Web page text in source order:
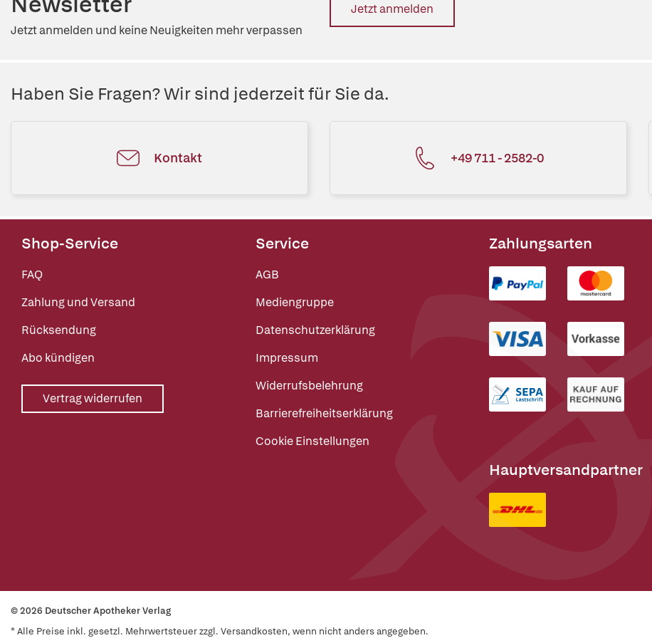
Jetzt anmelden und keine Neuigkeiten mehr verpassen
Jetzt anmelden
Haben Sie Fragen? Wir sind jederzeit für Sie da.
Kontakt +49 711 - 2582-0
Shop-Service
FAQ
Zahlung und Versand
Rücksendung
Abo kündigen
Vertrag widerrufen
Service
AGB
Mediengruppe
Datenschutzerklärung
Impressum
Widerrufsbelehrung
Barrierefreiheitserklärung
Cookie Einstellungen
Zahlungsarten
Hauptversandpartner
© 2026 Deutscher Apotheker Verlag
* Alle Preise inkl. gesetzl. Mehrwertsteuer zzgl. Versandkosten, wenn nicht anders angegeben.